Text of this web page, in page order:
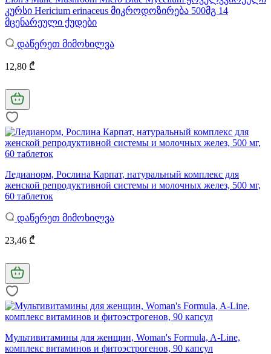
კურსი Hericium erinaceus მიკროდოზირება 500მგ 14
მცენარეული ქუდები
დაწერეთ მიმოხილვა
12,80 ₾
Ледианорм, Рослина Карпат, натуральный комплекс для
женской репродуктивной системы и молочных желез, 500 мг,
60 таблеток
დაწერეთ მიმოხილვა
23,46 ₾
Мультивитамины для женщин, Woman's Formula, A-Line,
комплекс витаминов и фитоэстрогенов, 90 капсул